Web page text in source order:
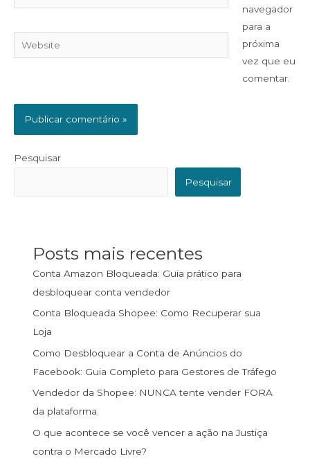
navegador
para a
próxima
vez que eu
comentar.
Pesquisar
Pesquisar
Posts mais recentes
Conta Amazon Bloqueada: Guia prático para
desbloquear conta vendedor
Conta Bloqueada Shopee: Como Recuperar sua
Loja
Como Desbloquear a Conta de Anúncios do
Facebook: Guia Completo para Gestores de Tráfego
Vendedor da Shopee: NUNCA tente vender FORA
da plataforma.
O que acontece se você vencer a ação na Justiça
contra o Mercado Livre?